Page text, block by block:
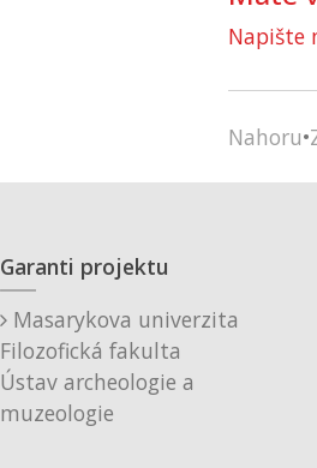
Napište
Nahoru•
Garanti projektu
Masarykova univerzita
Filozofická fakulta
Ústav archeologie a
muzeologie